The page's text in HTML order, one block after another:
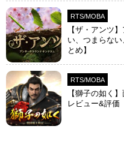
RTS/MOBA
【ザ・アンツ
い、つまらな
とめ】
RTS/MOBA
【獅子の如く
レビュー&評価